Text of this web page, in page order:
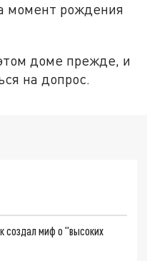
момент рождения
доме прежде, и
на допрос.
создал миф о "высоких